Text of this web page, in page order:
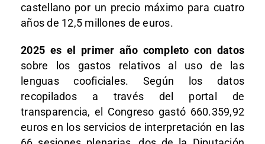
castellano por un precio máximo para cuatro
años de 12,5 millones de euros.
2025 es el primer año completo con datos
sobre los gastos relativos al uso de las
lenguas cooficiales. Según los datos
recopilados a través del portal de
transparencia, el Congreso gastó 660.359,92
euros en los servicios de interpretación en las